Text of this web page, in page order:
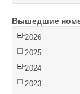
Поиск
Войти
Вышедшие
2026
2025
2024
2023